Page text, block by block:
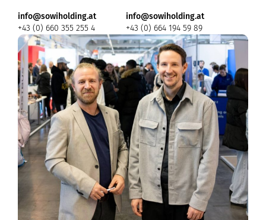
info@sowiholding.at
+43 (0) 660 355 255 4
info@sowiholding.at
+43 (0) 664 194 59 89